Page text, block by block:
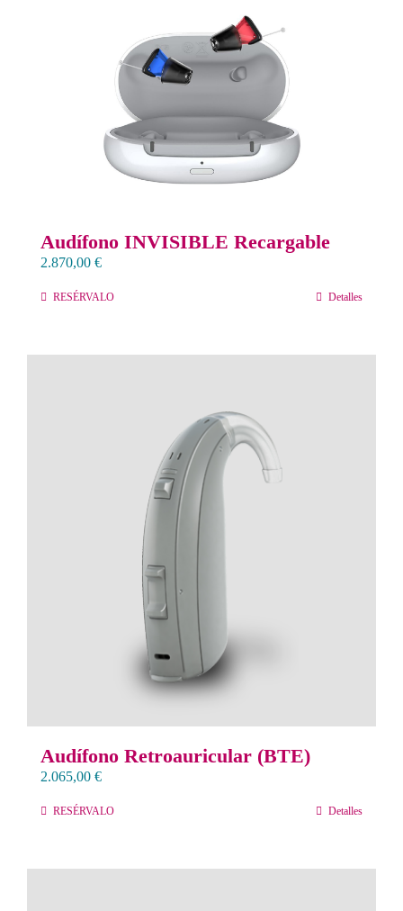
Llámanos 912 129 122
Audífono INVISIBLE Recargable
2.870,00 €
RESÉRVALO Detalles
Audífono Retroauricular (BTE)
2.065,00 €
RESÉRVALO Detalles